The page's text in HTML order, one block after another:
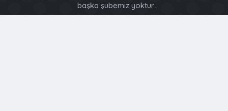
başka şubemiz yoktur..